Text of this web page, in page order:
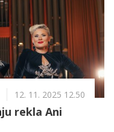
12. 11. 2025 12.50
rekla Ani